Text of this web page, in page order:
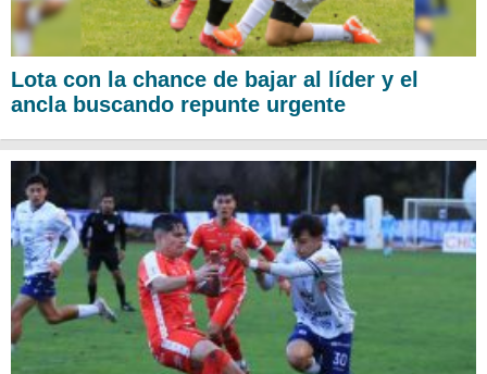
Lota con la chance de bajar al líder y el
ancla buscando repunte urgente